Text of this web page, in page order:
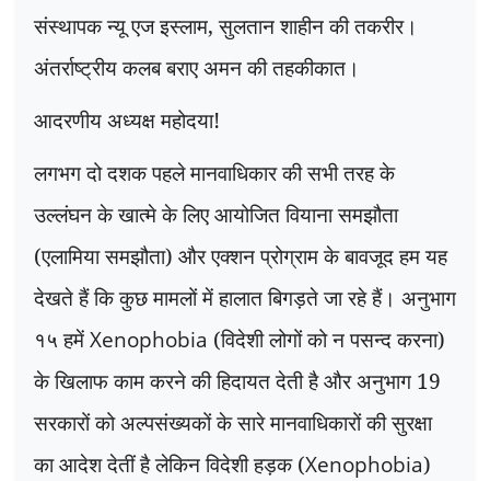
संस्थापक न्यू एज इस्लाम,सुलतान शाहीन की तकरीर।
अंतर्राष्ट्रीय कलब बराए अमन की तहकीकात।
आदरणीय अध्यक्ष महोदया!
लगभग दो दशक पहले मानवाधिकार की सभी तरह के
उल्लंघन के खात्मे के लिए आयोजित वियाना समझौता
(एलामिया समझौता) और एक्शन प्रोग्राम के बावजूद हम यह
देखते हैं कि कुछ मामलों में हालात बिगड़ते जा रहे हैं। अनुभाग
१५ हमेंXenophobia (विदेशी लोगों को न पसन्द करना)
के खिलाफ काम करने की हिदायत देती है और अनुभाग 19
सरकारों को अल्पसंख्यकों के सारे मानवाधिकारों की सुरक्षा
का आदेश देतीं है लेकिन विदेशी हड़क (Xenophobia)